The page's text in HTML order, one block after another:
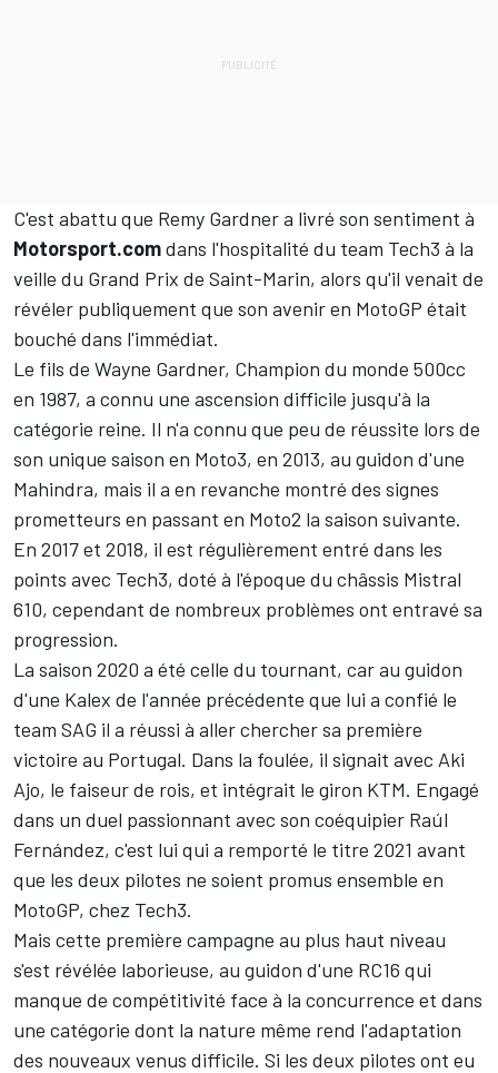
C'est abattu que Remy Gardnera livré son sentiment à
Motorsport.comdans l'hospitalité du team Tech3 à la
veille du Grand Prix de Saint-Marin, alors qu'il venait de
révéler publiquement que son avenir en MotoGP était
bouché dans l'immédiat.
Le fils de Wayne Gardner, Champion du monde 500cc
en 1987, a connu une ascension difficile jusqu'à la
catégorie reine. Il n'a connu que peu de réussite lors de
son unique saison en Moto3, en 2013, au guidon d'une
Mahindra, mais il a en revanche montré des signes
prometteurs en passant en Moto2 la saison suivante.
En 2017 et 2018, il est régulièrement entré dans les
points avec Tech3, doté à l'époque du châssis Mistral
610, cependant de nombreux problèmes ont entravé sa
progression.
La saison 2020 a été celle du tournant, car au guidon
d'une Kalex de l'année précédente que lui a confié le
team SAG il a réussi à aller chercher sa première
victoire au Portugal. Dans la foulée, il signait avec Aki
Ajo, le faiseur de rois, et intégrait le giron KTM. Engagé
dans un duel passionnant avec son coéquipier Raúl
Fernández, c'est lui qui a remporté le titre 2021 avant
que les deux pilotes ne soient promus ensemble en
MotoGP, chez Tech3.
Mais cette première campagne au plus haut niveau
s'est révélée laborieuse, au guidon d'une RC16 qui
manque de compétitivité face à la concurrence et dans
une catégorie dont la nature même rend l'adaptation
des nouveaux venus difficile. Si les deux pilotes ont eu